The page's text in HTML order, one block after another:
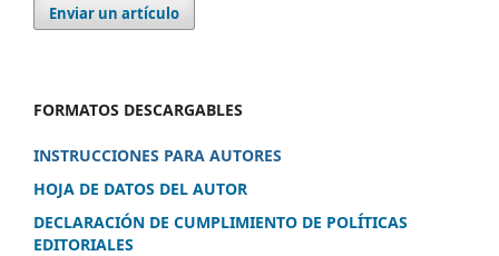
Enviar un artículo
FORMATOS DESCARGABLES
INSTRUCCIONES PARA AUTORES
HOJA DE DATOS DEL AUTOR
DECLARACIÓN DE CUMPLIMIENTO DE POLÍTICAS
EDITORIALES